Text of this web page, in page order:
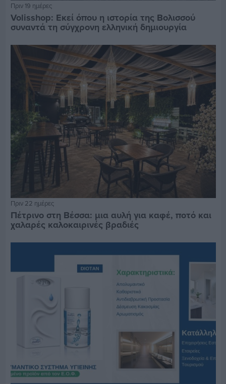
Πριν 19 ημέρες
Volisshop: Εκεί όπου η ιστορία της Βολισσού
συναντά τη σύγχρονη ελληνική δημιουργία
Πριν 22 ημέρες
Πέτρινο στη Βέσσα: μια αυλή για καφέ, ποτό και
χαλαρές καλοκαιρινές βραδιές